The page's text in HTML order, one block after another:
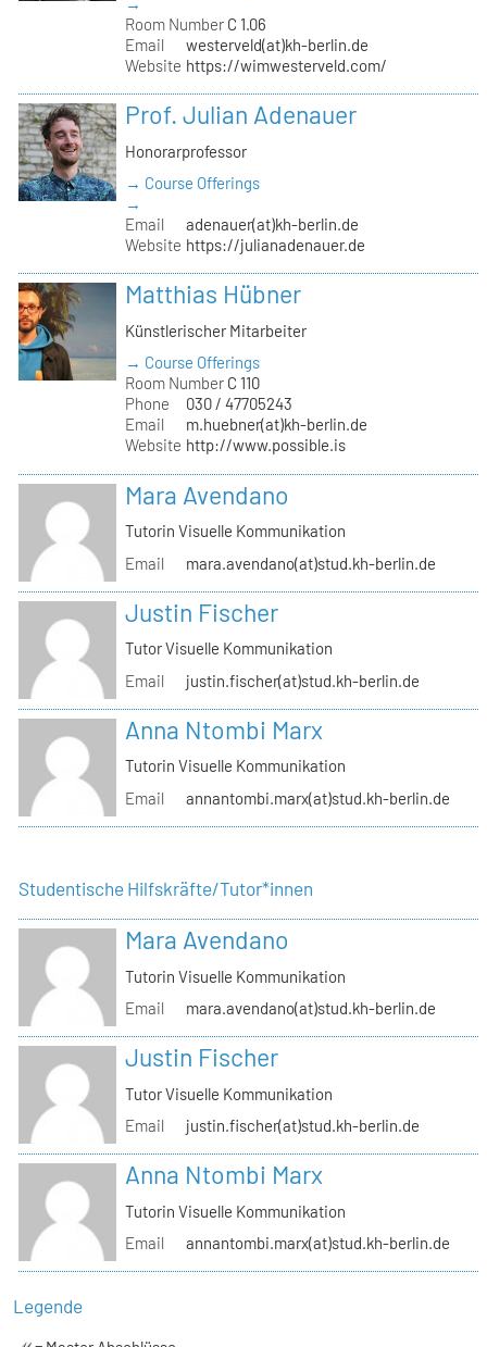
Room Number C 1.06
Email
westerveld(at)kh-berlin.de
Website https://wimwesterveld.com/
Prof. Julian Adenauer
Honorarprofessor
→ Course Offerings
→
Email
adenauer(at)kh-berlin.de
Website https://julianadenauer.de
Matthias Hübner
Künstlerischer Mitarbeiter
→ Course Offerings
Room Number C 110
Phone
030 / 47705243
Email
m.huebner(at)kh-berlin.de
Website http://www.possible.is
Mara Avendano
Tutorin Visuelle Kommunikation
Email
mara.avendano(at)stud.kh-berlin.de
Justin Fischer
Tutor Visuelle Kommunikation
Email
justin.fischer(at)stud.kh-berlin.de
Anna Ntombi Marx
Tutorin Visuelle Kommunikation
Email
annantombi.marx(at)stud.kh-berlin.de
Studentische Hilfskräfte/Tutor*innen
Mara Avendano
Tutorin Visuelle Kommunikation
Email
mara.avendano(at)stud.kh-berlin.de
Justin Fischer
Tutor Visuelle Kommunikation
Email
justin.fischer(at)stud.kh-berlin.de
Anna Ntombi Marx
Tutorin Visuelle Kommunikation
Email
annantombi.marx(at)stud.kh-berlin.de
Legende